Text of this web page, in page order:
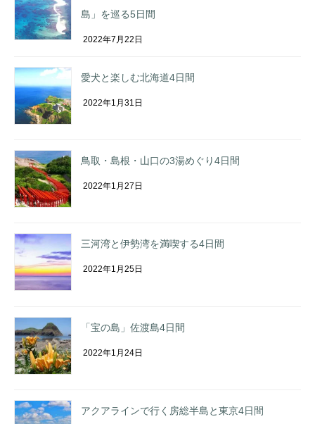
島」を巡る5日間
2022年7月22日
愛犬と楽しむ北海道4日間
2022年1月31日
鳥取・島根・山口の3湯めぐり4日間
2022年1月27日
三河湾と伊勢湾を満喫する4日間
2022年1月25日
「宝の島」佐渡島4日間
2022年1月24日
アクアラインで行く房総半島と東京4日間